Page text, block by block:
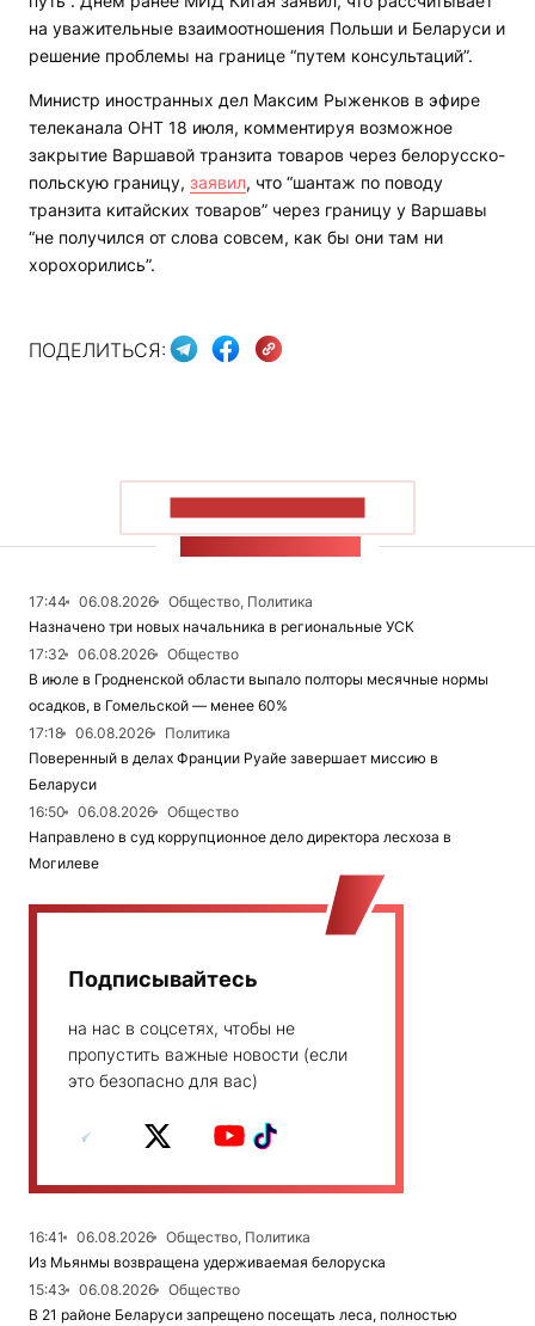
на уважительные взаимоотношения Польши и Беларуси и
решение проблемы на границе “путем консультаций”.
Министр иностранных дел Максим Рыженков в эфире
телеканала ОНТ 18 июля, комментируя возможное
закрытие Варшавой транзита товаров через белорусско-
польскую границу, заявил, что “шантаж по поводу
транзита китайских товаров” через границу у Варшавы
“не получился от слова совсем, как бы они там ни
хорохорились”.
ПОДЕЛИТЬСЯ:
17:44 06.08.2026
Общество, Политика
Назначено три новых начальника в региональные УСК
17:32
06.08.2026
Общество
В июле в Гродненской области выпало полторы месячные нормы
осадков, в Гомельской — менее 60%
17:18
06.08.2026
Политика
Поверенный в делах Франции Руайе завершает миссию в
Беларуси
16:50
06.08.2026
Общество
Направлено в суд коррупционное дело директора лесхоза в
Могилеве
Подписывайтесь
на нас в соцсетях, чтобы не
пропустить важные новости (если
это безопасно для вас)
16:41 06.08.2026
Общество, Политика
Из Мьянмы возвращена удерживаемая белоруска
15:43
06.08.2026
Общество
В 21 районе Беларуси запрещено посещать леса, полностью